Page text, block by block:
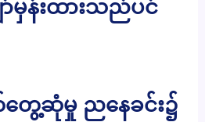
ာ်မှန်းထားသည်ပင်
ေ့ဆုံမှု ညနေခင်း၌